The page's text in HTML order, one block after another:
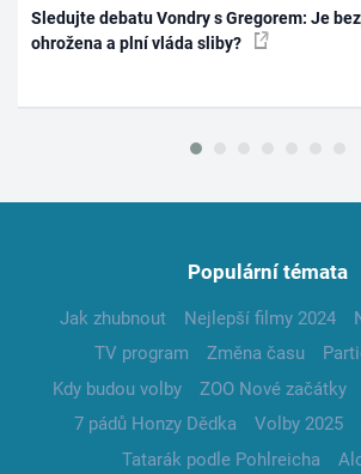
Sledujte debatu Vondry s Gregorem: Je
ohrožena a plní vláda sliby?
Populární témata
Jak zhubnout Nejlepší filmy 2024
TV program
Změna času
Kdy budou volby
ZOO Nové začátky
7 pádů Honzy Dědka
Volby 2025
Tatarák podle Pohlreicha